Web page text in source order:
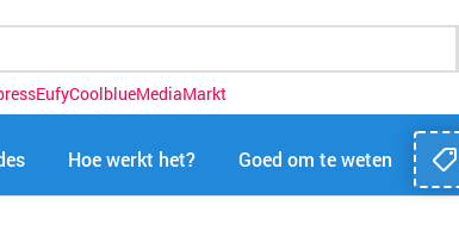
EufyCoolblueMediaMarkt
Hoe werkt het? Goed om te weten